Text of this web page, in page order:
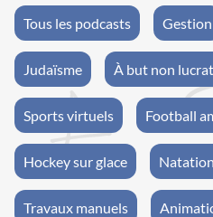
Tous les podcasts Gestion
Judaïsme À but non
Sports virtuels Football
Hockey sur glace Natation
Travaux manuels